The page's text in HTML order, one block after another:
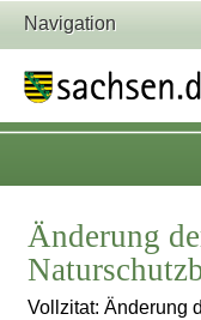
Navigation
Änderung
Vollzitat: Änderung